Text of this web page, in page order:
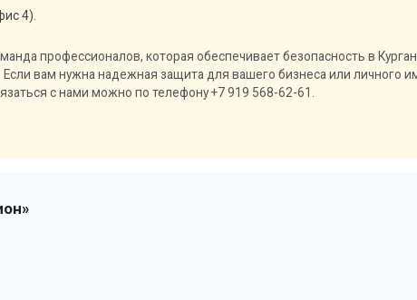
4).
профессионалов, которая обеспечивает безопасность в
Если вам нужна надежная защита для вашего бизнеса или личного
с нами можно по телефону +7 919 568-62-61.